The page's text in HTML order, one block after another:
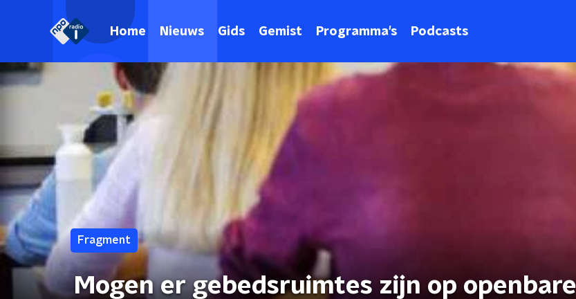
Home Nieuws Gids Gemist Programma's Podcasts
Fragment
Mogen er gebedsruimtes zijn op